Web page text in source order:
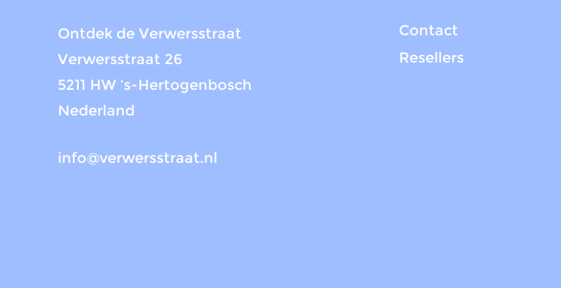
Ontdek de Verwersstraat
Verwersstraat 26
5211 HW ‘s-Hertogenbosch
Nederland
info@verwersstraat.nl
Contact
Resellers